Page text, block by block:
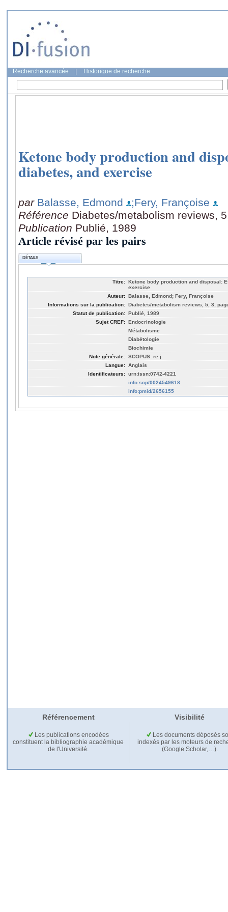
Recherche avancée Historique de recherche
Ketone body production and
diabetes, and exercise
par Balasse, Edmond
;Fery, Françoise
Référence Diabetes/metabolism reviews,
Publication Publié, 1989
Article révisé par les pairs
DÉTAILS
Titre: Ketone body production and disposal:
exercise
Auteur: Balasse, Edmond; Fery, Françoise
Informations sur la publication: Diabetes/metabolism reviews, 5, 3,
Statut de publication: Publié, 1989
Sujet CREF: Endocrinologie
Métabolisme
Diabétologie
Biochimie
Note générale: SCOPUS: re.j
Langue: Anglais
Identificateurs: urn:issn:0742-4221
info:scp/0024549618
info:pmid/2656155
Référencement Visibilité
Les publications encodées
constituent la bibliographie académique
de l'Université.
Les documents déposés
indexés par les moteurs de
(Google Scholar,…).